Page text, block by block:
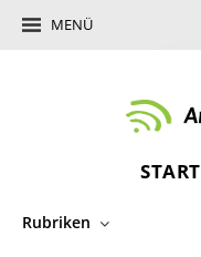
MENÜ
START
Rubriken